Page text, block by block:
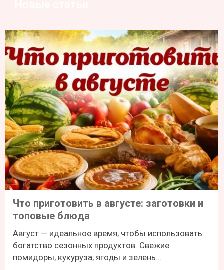
Что приготовить в августе: заготовки и
топовые блюда
Август — идеальное время, чтобы использовать
богатство сезонных продуктов. Свежие
помидоры, кукуруза, ягоды и зелень...